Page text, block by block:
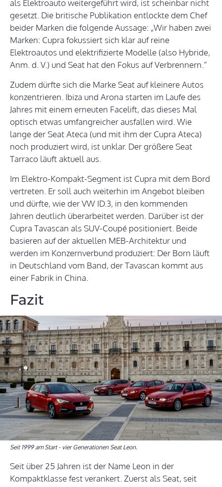
als Elektroauto weitergeführt wird, ist scheinbar nicht
gesetzt. Die britische Publikation entlockte dem Chef
beider Marken die folgende Aussage: „Wir haben zwei
Marken: Cupra fokussiert sich klar auf reine
Elektroautos und elektrifizierte Modelle (also Hybride,
Anm. d. V.) und Seat hat den Fokus auf Verbrennern.“
Zudem dürfte sich die Marke Seat auf kleinere Autos
konzentrieren. Ibiza und Arona starten im Laufe des
Jahres mit einem erneuten Facelift, das dieses Mal
optisch etwas umfangreicher ausfallen wird. Wie
lange der Seat Ateca (und mit ihm der Cupra Ateca)
noch produziert wird, ist unklar. Der größere Seat
Tarraco läuft aktuell aus.
Im Elektro-Kompakt-Segment ist Cupra mit dem Bord
vertreten. Er soll auch weiterhin im Angebot bleiben
und dürfte, wie der VW ID.3, in den kommenden
Jahren deutlich überarbeitet werden. Darüber ist der
Cupra Tavascan als SUV-Coupé positioniert. Beide
basieren auf der aktuellen MEB-Architektur und
werden im Konzernverbund produziert: Der Born läuft
in Deutschland vom Band, der Tavascan kommt aus
einer Fabrik in China.
Fazit
Seit 1999 am Start - vier Generationen Seat Leon.
Seit über 25 Jahren ist der Name Leon in der
Kompaktklasse fest verankert. Zuerst als Seat, seit